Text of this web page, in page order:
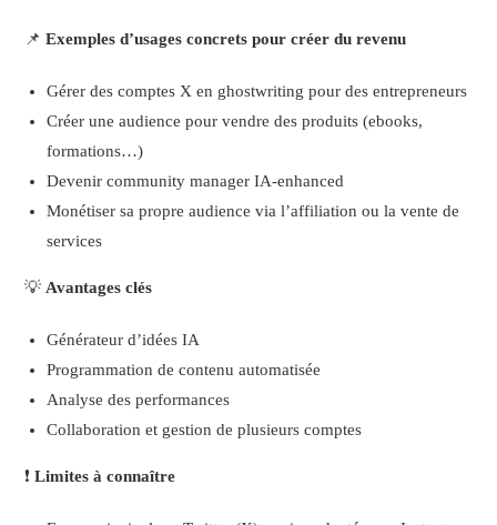
📌Exemples d’usages concrets pour créer du revenu
Gérer des comptes X en ghostwriting pour des entrepreneurs
Créer une audience pour vendre des produits (ebooks,
formations…)
Devenir community manager IA-enhanced
Monétiser sa propre audience via l’affiliation ou la vente de
services
💡 Avantages clés
Générateur d’idées IA
Programmation de contenu automatisée
Analyse des performances
Collaboration et gestion de plusieurs comptes
❗Limites à connaître